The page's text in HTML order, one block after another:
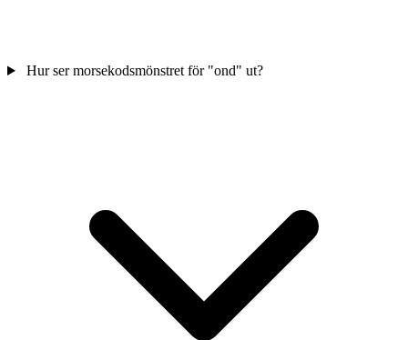
Hur ser morsekodsmönstret för "ond" ut?